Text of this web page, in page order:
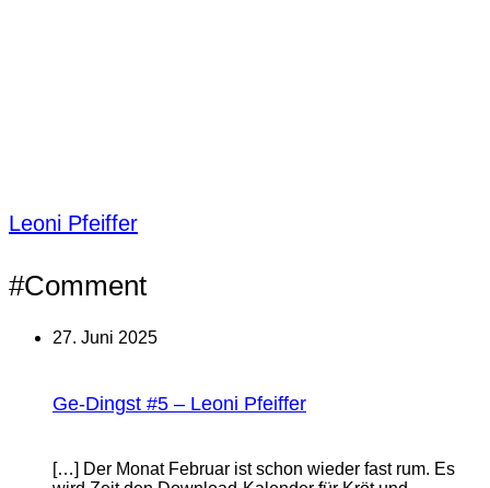
Leoni Pfeiffer
#Comment
27. Juni 2025
Ge-Dingst #5 – Leoni Pfeiffer
[…] Der Monat Februar ist schon wieder fast rum. Es